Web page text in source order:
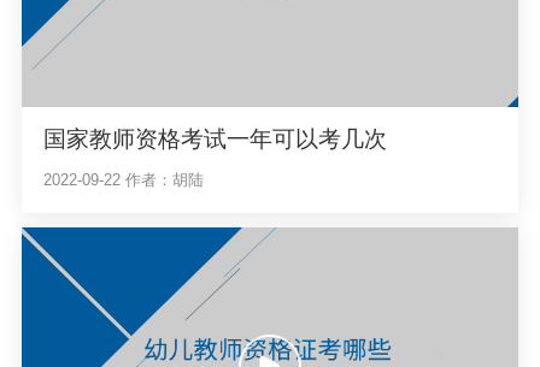
国家教师资格考试一年可以考几次
2022-09-22 作者：胡陆